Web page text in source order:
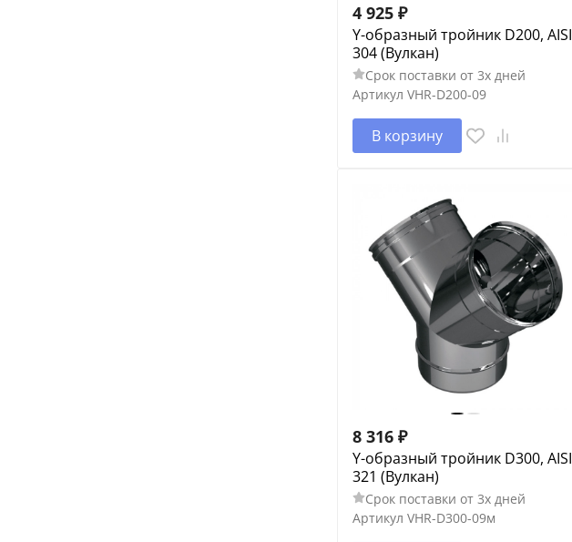
4 925 ₽
Y-образный тройник D200, AISI
304 (Вулкан)
Срок поставки от 3х дней
Артикул VHR-D200-09
В корзину
8 316 ₽
Y-образный тройник D300, AISI
321 (Вулкан)
Срок поставки от 3х дней
Артикул VHR-D300-09м